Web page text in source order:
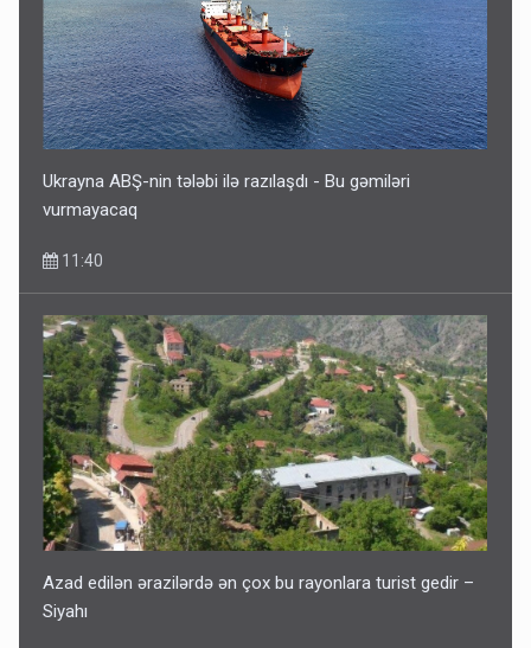
Ukrayna ABŞ-nin tələbi ilə razılaşdı - Bu gəmiləri
vurmayacaq
11:40
Azad edilən ərazilərdə ən çox bu rayonlara turist gedir –
Siyahı